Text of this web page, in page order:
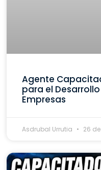
Agente
para el
Empresas
Asdrubal Urrutia 26